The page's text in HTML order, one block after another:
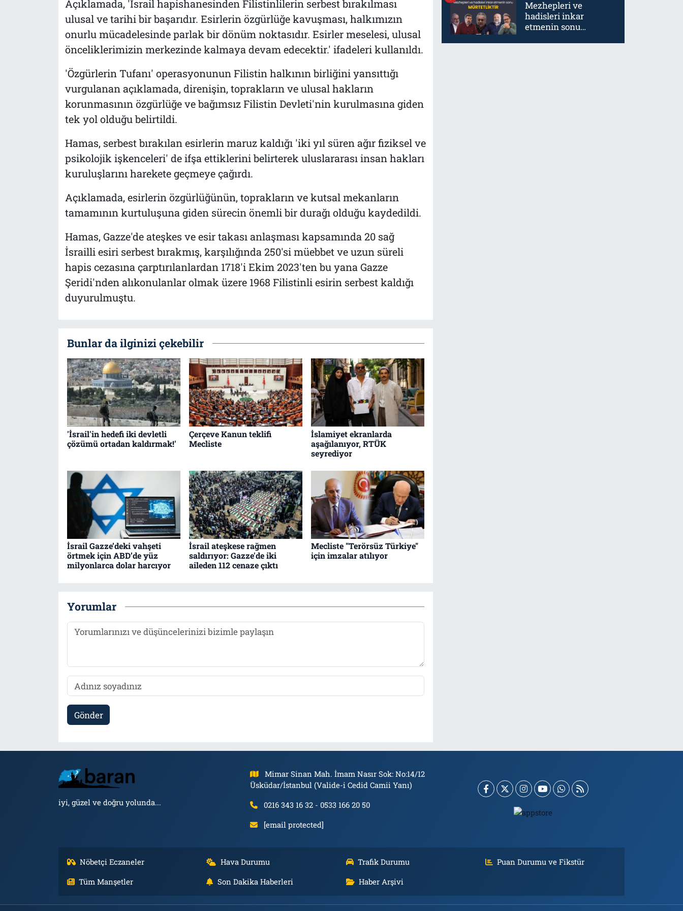
Açıklamada, 'İsrail hapishanesinden Filistinlilerin serbest bırakılması
ulusal ve tarihi bir başarıdır. Esirlerin özgürlüğe kavuşması, halkımızın
onurlu mücadelesinde parlak bir dönüm noktasıdır. Esirler meselesi, ulusal
önceliklerimizin merkezinde kalmaya devam edecektir.' ifadeleri kullanıldı.
'Özgürlerin Tufanı' operasyonunun Filistin halkının birliğini yansıttığı
vurgulanan açıklamada, direnişin, toprakların ve ulusal hakların
korunmasının özgürlüğe ve bağımsız Filistin Devleti'nin kurulmasına giden
tek yol olduğu belirtildi.
Hamas, serbest bırakılan esirlerin maruz kaldığı 'iki yıl süren ağır fiziksel ve
psikolojik işkenceleri' de ifşa ettiklerini belirterek uluslararası insan hakları
kuruluşlarını harekete geçmeye çağırdı.
Açıklamada, esirlerin özgürlüğünün, toprakların ve kutsal mekanların
tamamının kurtuluşuna giden sürecin önemli bir durağı olduğu kaydedildi.
Hamas, Gazze'de ateşkes ve esir takası anlaşması kapsamında 20 sağ
İsrailli esiri serbest bırakmış, karşılığında 250'si müebbet ve uzun süreli
hapis cezasına çarptırılanlardan 1718'i Ekim 2023'ten bu yana Gazze
Şeridi'nden alıkonulanlar olmak üzere 1968 Filistinli esirin serbest kaldığı
duyurulmuştu.
Bunlar da ilginizi çekebilir
'İsrail'in hedefi iki devletli
çözümü ortadan kaldırmak!'
Çerçeve Kanun teklifi
Mecliste
İslamiyet ekranlarda
aşağılanıyor, RTÜK
seyrediyor
İsrail Gazze’deki vahşeti
örtmek için ABD’de yüz
milyonlarca dolar harcıyor
İsrail ateşkese rağmen
saldırıyor: Gazze'de iki
aileden 112 cenaze çıktı
Mecliste "Terörsüz Türkiye"
için imzalar atılıyor
Yorumlar
Gönder
Mezhepleri ve
hadisleri inkar
etmenin sonu
iyi, güzel ve doğru yolunda...
Mimar Sinan Mah. İmam Nasır Sok: No:14/12
Üsküdar/İstanbul (Valide-i Cedid Camii Yanı)
0216 343 16 32 - 0533 166 20 50
[email protected]
Nöbetçi Eczaneler Hava Durumu Trafik Durumu
Puan Durumu ve Fikstür
Tüm Manşetler
Son Dakika Haberleri Haber Arşivi